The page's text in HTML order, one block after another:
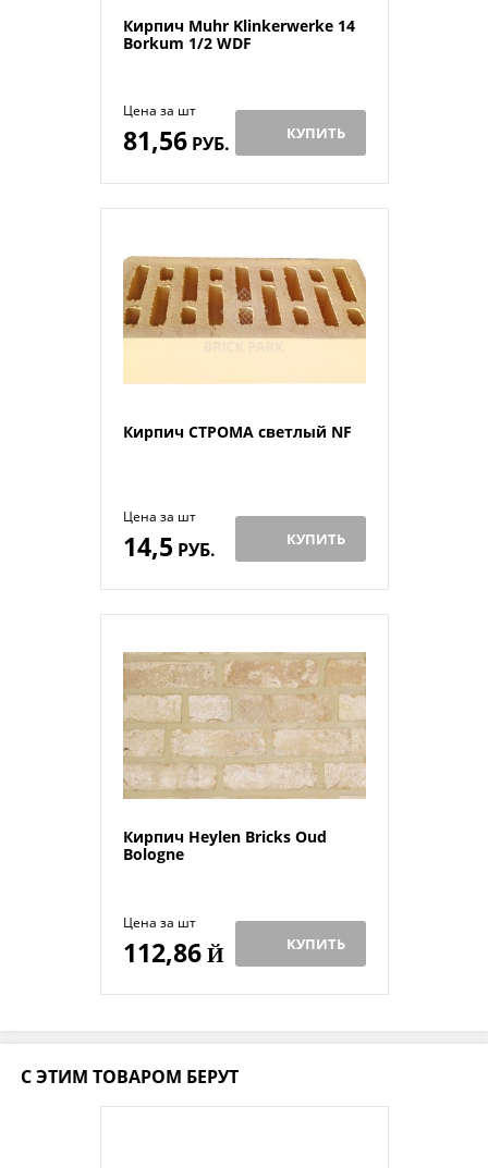
Кирпич Muhr Klinkerwerke 14
Borkum 1/2 WDF
Цена за шт
81,56РУБ. КУПИТЬ
Кирпич СТРОМА светлый NF
Цена за шт
14,5 РУБ. КУПИТЬ
Кирпич Heylen Bricks Oud
Bologne
Цена за шт
112,86Й КУПИТЬ
С ЭТИМ ТОВАРОМ БЕРУТ